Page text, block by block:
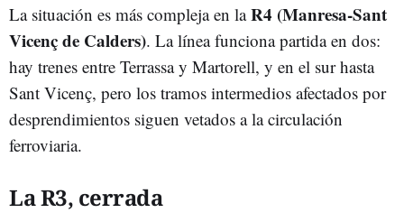
La situación es más compleja en laR4 (Manresa-Sant
Vicenç de Calders). La línea funciona partida en dos:
hay trenes entre Terrassa y Martorell, y en el sur hasta
Sant Vicenç, pero los tramos intermedios afectados por
desprendimientos siguen vetados a la circulación
ferroviaria.
La R3, cerrada